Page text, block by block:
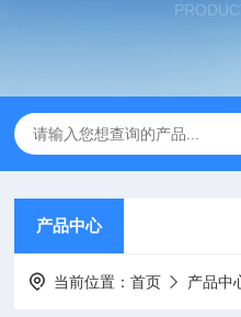
产品中心
当前位置：首页 产品中